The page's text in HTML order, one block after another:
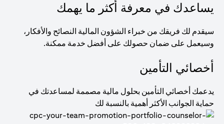
يساعدك في معرفة أكثر ما يهمك
سيقدم لك فريقك من خبراء الشؤون المالية النصائح والأفكار،
وسيعمل على ضمان حصولك على أفضل خدمة ممكنة.
أخصائي التأمين
يدعمك أخصائي التأمين بحلول مالية مصممة لمساعدتك في
حماية الجوانب الأكثر أهمية بالنسبة لك